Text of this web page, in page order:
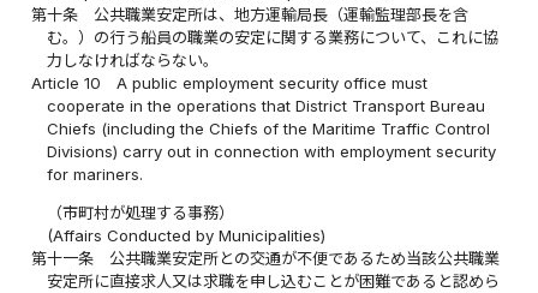
第十条
公共職業安定所は、地方運輸局長（運輸監理部長を含
む。）の行う船員の職業の安定に関する業務について、これに協
力しなければならない。
Article 10
A public employment security office must
cooperate in the operations that District Transport Bureau
Chiefs (including the Chiefs of the Maritime Traffic Control
Divisions) carry out in connection with employment security
for mariners.
（市町村が処理する事務）
(Affairs Conducted by Municipalities)
第十一条
公共職業安定所との交通が不便であるため当該公共職業
安定所に直接求人又は求職を申し込むことが困難であると認めら